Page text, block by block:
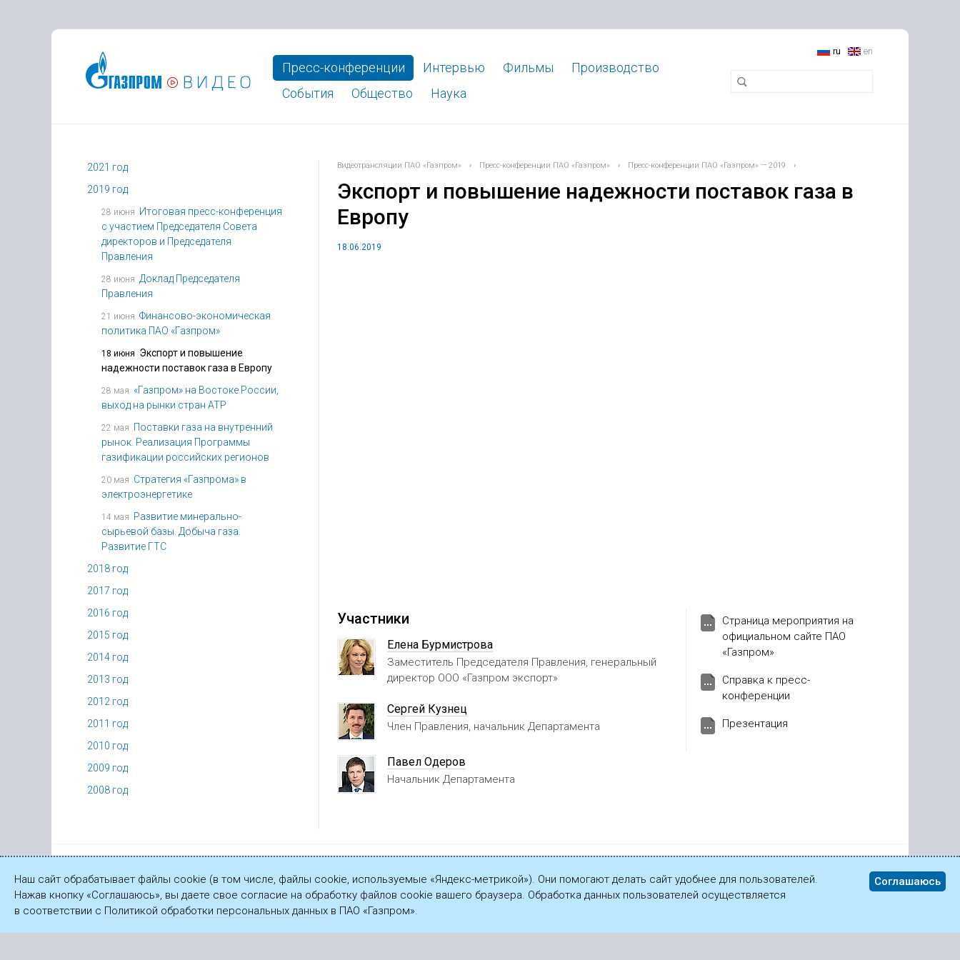
ru en
Пресс-конференции Интервью Фильмы
Производство
События
Общество Наука
2021 год
2019 год
28 июня
Итоговая пресс-конференция
с участием Председателя Совета
директоров и Председателя
Правления
28 июня Доклад Председателя
Правления
21 июня Финансово-экономическая
политика ПАО «Газпром»
18 июня Экспорт и повышение
надежности поставок газа в Европу
28 мая «Газпром» на Востоке России,
выход на рынки стран АТР
22 мая
Поставки газа на внутренний
рынок. Реализация Программы
газификации российских регионов
20 мая Стратегия «Газпрома» в
электроэнергетике
14 мая Развитие минерально-
сырьевой базы. Добыча газа.
Развитие ГТС
2018 год
2017 год
2016 год
2015 год
2014 год
2013 год
2012 год
2011 год
2010 год
2009 год
2008 год
Видеотрансляции ПАО «Газпром» › Пресс-конференции ПАО «Газпром» › Пресс-конференции ПАО «Газпром» — 2019 ›
Экспорт и повышение надежности поставок газа в
Европу
18.06.2019
Участники
Елена Бурмистрова
Заместитель Председателя Правления, генеральный
директор ООО «Газпром экспорт»
Сергей Кузнец
Член Правления, начальник Департамента
Павел Одеров
Начальник Департамента
Страница мероприятия на
официальном сайте ПАО
«Газпром»
Справка к пресс-
конференции
Презентация
© ПАО «Газпром», 2003—2026
Наш сайт обрабатывает файлы cookie (в том числе, файлы cookie, используемые «Яндекс-метрикой»). Они помогают делать сайт удобнее для пользователей.
Нажав кнопку «Соглашаюсь», вы даете свое согласие на обработку файлов cookie вашего браузера. Обработка данных пользователей осуществляется
в соответствии с Политикой обработки персональных данных в ПАО «Газпром».
Соглашаюсь